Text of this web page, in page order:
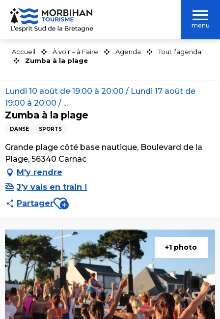
Aller
contenu
menu
Accueil À voir – à Faire Agenda
Tout l’agenda
Zumba à la plage
Lundi 10 août de 19:00 à 20:00 / Lundi 17 août de
19:00 à 20:00 / ...
Zumba à la plage
DANSE SPORTS
Grande plage côté base nautique, Boulevard de la
Plage, 56340 Carnac
M'y rendre
J'y vais en train !
PartagerAjouter aux favoris
+1 photo